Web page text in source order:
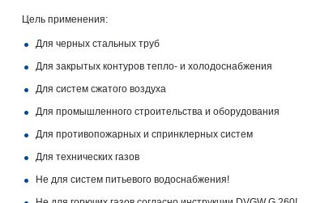
Цель применения:
Для черных стальных труб
Для закрытых контуров тепло- и холодоснабжения
Для систем сжатого воздуха
Для промышленного строительства и оборудования
Для противопожарных и спринклерных систем
Для технических газов
Не для систем питьевого водоснабжения!